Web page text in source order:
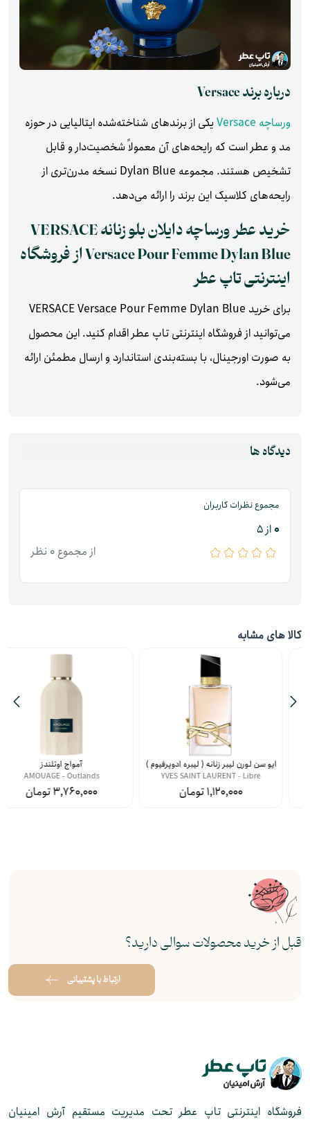
درباره برند Versace
ورساچه Versace
یکی از برندهای شناخته‌شده ایتالیایی در حوزه
مد و عطر است که رایحه‌های آن معمولاً شخصیت‌دار و قابل
تشخیص هستند. مجموعه Dylan Blue نسخه مدرن‌تری از
رایحه‌های کلاسیک این برند را ارائه می‌دهد.
خرید عطر ورساچه دایلان بلو زنانه VERSACE
Versace Pour Femme Dylan Blue از فروشگاه
اینترنتی تاپ عطر
برای خرید VERSACE Versace Pour Femme Dylan Blue
می‌توانید از فروشگاه اینترنتی تاپ عطر اقدام کنید. این محصول
به صورت اورجینال، با بسته‌بندی استاندارد و ارسال مطمئن ارائه
می‌شود.
دیدگاه ها
مجموع نظرات کاربران
0 از 5
از مجموع 0 نظر
کالا های مشابه
ایو سن لورن لیبر زنانه ( لیبره ادوپرفیوم )
YVES SAINT LAURENT - Libre
1,120,000
آمواج اوتلندز
AMOUAGE - Outlands
3,760,000
قبل از خرید محصولات سوالی دارید؟
ارتباط با پشتیبانی
فروشگاه اینترنتی تاپ عطر تحت مدیریت مستقیم آرش امینیان